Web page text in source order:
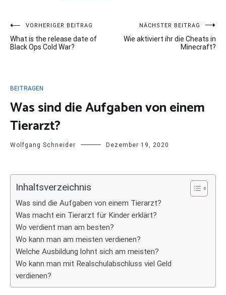
Beitragsnavigation
VORHERIGER BEITRAG
What is the release date of
Black Ops Cold War?
NÄCHSTER BEITRAG
Wie aktiviert ihr die Cheats in
Minecraft?
BEITRAGEN
Was sind die Aufgaben von einem
Tierarzt?
Wolfgang Schneider Dezember 19, 2020
Inhaltsverzeichnis
Was sind die Aufgaben von einem Tierarzt?
Was macht ein Tierarzt für Kinder erklärt?
Wo verdient man am besten?
Wo kann man am meisten verdienen?
Welche Ausbildung lohnt sich am meisten?
Wo kann man mit Realschulabschluss viel Geld
verdienen?